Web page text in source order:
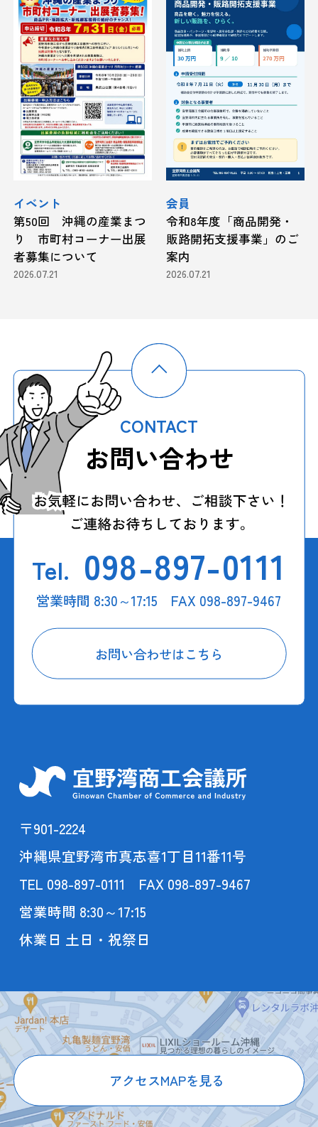
イベント
第50回 沖縄の産業まつ
り 市町村コーナー出展
者募集について
2026.07.21
会員
令和8年度「商品開発・
販路開拓支援事業」のご
案内
2026.07.21
CONTACT
お問い合わせ
Tel. 098-897-0111
営業時間 8:30～17:15 FAX 098-897-9467
お問い合わせはこちら
〒901-2224
沖縄県宜野湾市真志喜1丁目11番11号
TEL 098-897-0111 FAX 098-897-9467
営業時間 8:30～17:15
休業日 土日・祝祭日
アクセスMAPを見る